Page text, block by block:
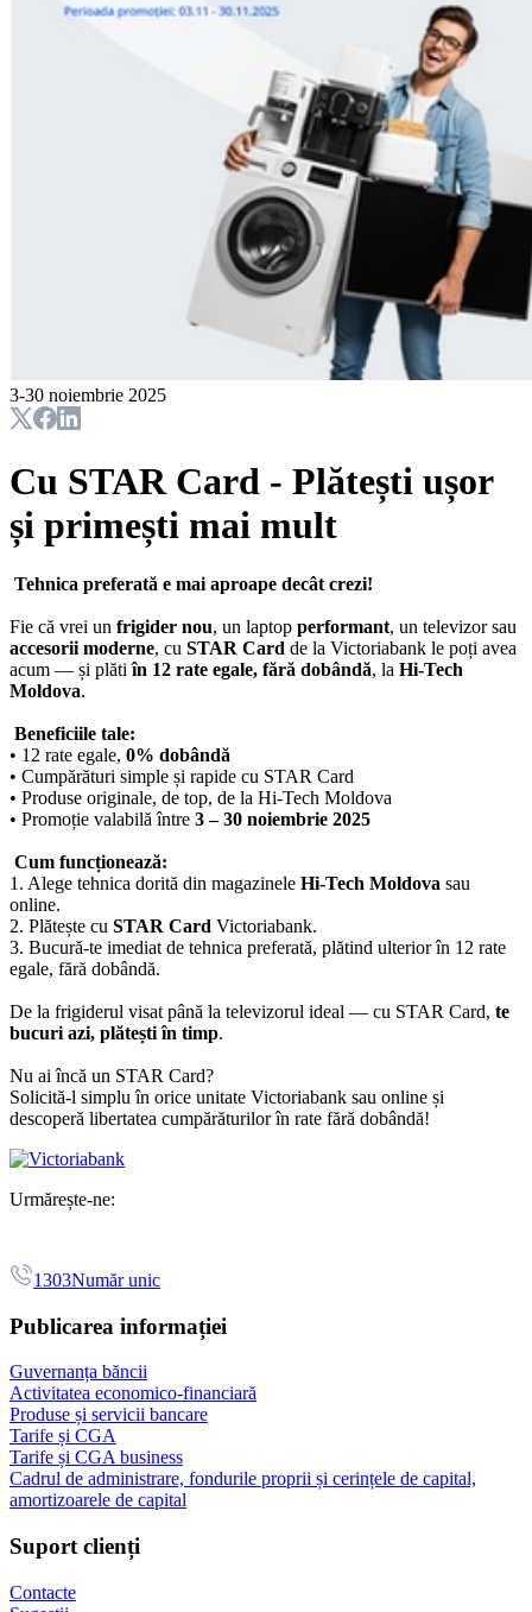
3-30 noiembrie 2025
Cu STAR Card - Plătești ușor
și primești mai mult
Tehnica preferată e mai aproape decât crezi!
Fie că vrei un frigider nou, un laptop performant, un televizor sau
accesorii moderne, cu STAR Card de la Victoriabank le poți avea
acum — și plătiîn 12 rate egale, fără dobândă, la Hi-Tech
Moldova.
Beneficiile tale:
• 12 rate egale, 0% dobândă
• Cumpărături simple și rapide cu STAR Card
• Produse originale, de top, de la Hi-Tech Moldova
• Promoție valabilă între 3 – 30 noiembrie 2025
Cum funcționează:
1. Alege tehnica dorită din magazinele Hi-Tech Moldova sau
online.
2. Plătește cu STAR Card Victoriabank.
3. Bucură-te imediat de tehnica preferată, plătind ulterior în 12 rate
egale, fără dobândă.
De la frigiderul visat până la televizorul ideal — cu STAR Card, te
bucuri azi, plătești în timp.
Nu ai încă un STAR Card?
Solicită-l simplu în orice unitate Victoriabank sau online și
descoperă libertatea cumpărăturilor în rate fără dobândă!
Urmărește-ne:
1303Număr unic
Publicarea informației
Guvernanța băncii
Activitatea economico-financiară
Produse și servicii bancare
Tarife și CGA
Tarife și CGA business
Cadrul de administrare, fondurile proprii și cerințele de capital,
amortizoarele de capital
Suport clienți
Contacte